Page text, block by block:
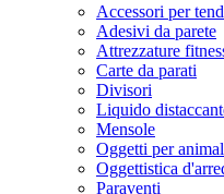
Accessori per
Adesivi da parete
Attrezzature
Carte da parati
Divisori
Liquido
Mensole
Oggetti per
Oggettistica
Paraventi